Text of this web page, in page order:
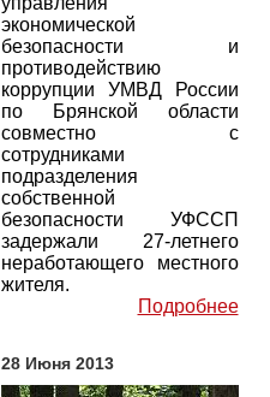
экономической
безопасности и
противодействию
коррупции УМВД России
по Брянской области
совместно с
сотрудниками
подразделения
собственной
безопасности УФССП
задержали 27-летнего
неработающего местного
жителя.
Подробнее
28 Июня 2013